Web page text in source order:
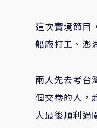
這次實境節目
船廠打工、澎
兩人先去考台
個交卷的人，
人最後順利過